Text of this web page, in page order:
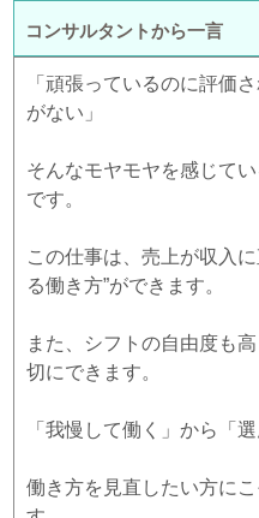
コンサルタントから一言
「頑張っているのに評価
がない」
そんなモヤモヤを感じて
です。
この仕事は、売上が収入
る働き方”ができます。
また、シフトの自由度も
切にできます。
「我慢して働く」から「
働き方を見直したい方に